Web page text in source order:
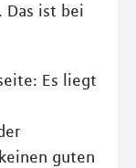
Das ist bei
Es liegt
guten